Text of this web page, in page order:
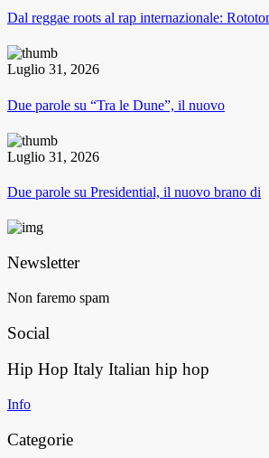
Dal reggae roots al rap internazionale:
Luglio 31, 2026
Due parole su “Tra le Dune”, il nuovo
Luglio 31, 2026
Due parole su Presidential, il nuovo brano di
Newsletter
Non faremo spam
Social
Hip Hop Italy Italian hip hop
Info
Categorie